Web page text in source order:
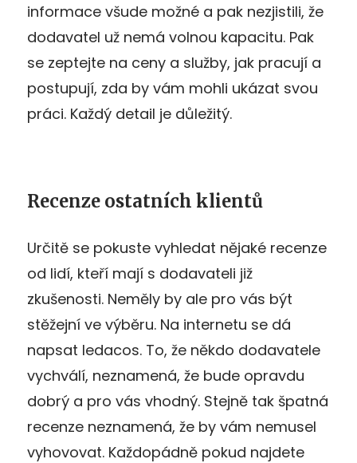
informace všude možné a pak nezjistili, že
dodavatel už nemá volnou kapacitu. Pak
se zeptejte na ceny a služby, jak pracují a
postupují, zda by vám mohli ukázat svou
práci. Každý detail je důležitý.
Recenze ostatních klientů
Určitě se pokuste vyhledat nějaké recenze
od lidí, kteří mají s dodavateli již
zkušenosti. Neměly by ale pro vás být
stěžejní ve výběru. Na internetu se dá
napsat ledacos. To, že někdo dodavatele
vychválí, neznamená, že bude opravdu
dobrý a pro vás vhodný. Stejně tak špatná
recenze neznamená, že by vám nemusel
vyhovovat. Každopádně pokud najdete